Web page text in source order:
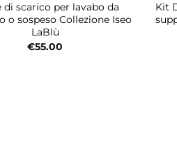
di scarico per lavabo da
o sospeso Collezione Iseo
LaBlù
€55.00
Kit